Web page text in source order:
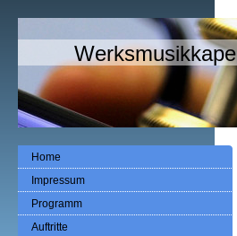
Home
Impressum
Programm
Auftritte